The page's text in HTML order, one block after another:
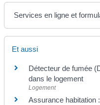
Services en ligne et
Et aussi
Détecteur de fumée
dans le logement
Logement
Assurance habitation